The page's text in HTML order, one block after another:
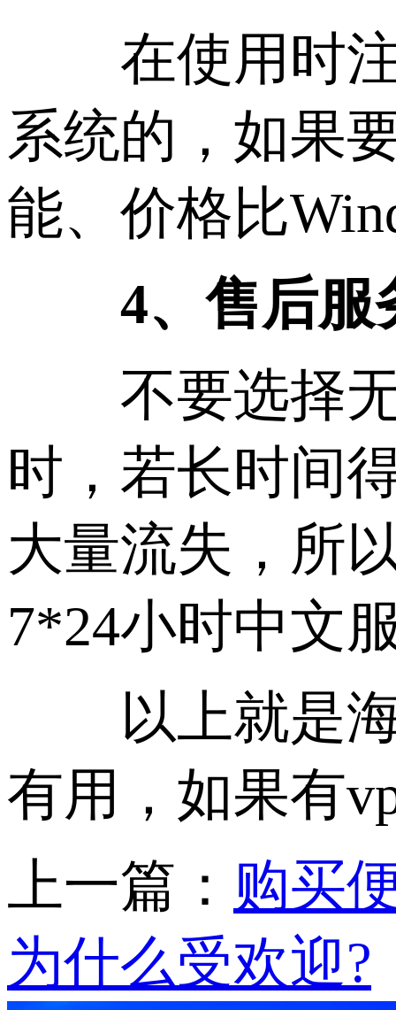
在使用时注
系统的，如果
能、价格比
4、售后服
不要选择无
时，若长时间
大量流失，所
7*24小时中文
以上就是海
有用，如果有
上一篇： 购买
为什么受欢迎?